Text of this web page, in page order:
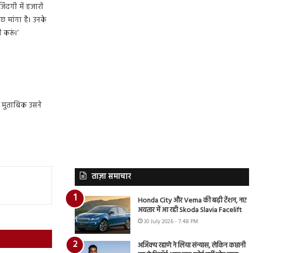
में हजारों
मांगा है। उनके
करूं।’
उसने
ताज़ा समाचार
Honda City और Verna की बढ़ी टेंशन, नए
अवतार में आ रही Skoda Slavia Facelift
30 July 2026 - 7:48 PM
अजिंक्य रहाणे ने लिया संन्यास, लेकिन कप्तानी